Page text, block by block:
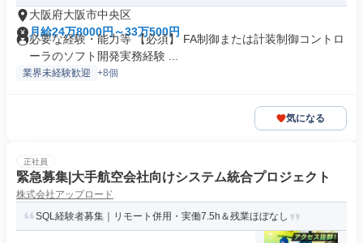
大阪府大阪市中央区
月給24万8000円～33万500円
必要な経験・能力等 【必須】 FA制御または計装制御コントロ
ーラのソフト開発実務経験 ...
業界未経験歓迎 +8個
気になる
正社員
緊急募集|大手航空会社向けシステム統合プロジェクト
株式会社アップロード
SQL経験者募集｜リモート併用・実働7.5h＆残業ほぼなし